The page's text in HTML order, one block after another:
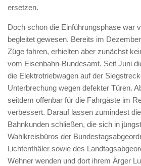
ersetzen.
Doch schon die Einführungsphase war
begleitet gewesen. Bereits im
Züge fahren, erhielten aber zunächst
vom Eisenbahn-Bundesamt. Seit Juni
die Elektrotriebwagen auf der
Unterbrechung wegen defekter Türen.
seitdem offenbar für die Fahrgäste im
verbessert. Darauf lassen zumindest
Bahnkunden schließen, die sich in
Wahlkreisbüros der
Lichtenthäler sowie des
Wehner wenden und dort ihrem Ärger